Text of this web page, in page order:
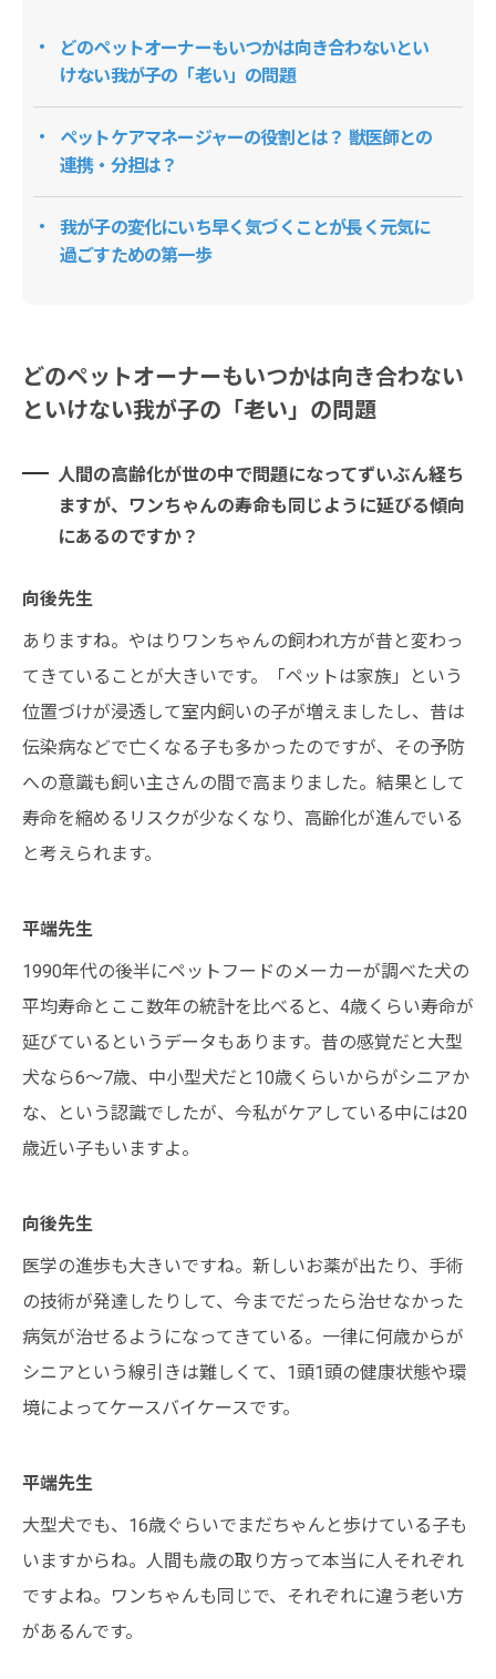
どのペットオーナーもいつかは向き合わないとい
けない我が子の「老い」の問題
ペットケアマネージャーの役割とは？ 獣医師との
連携・分担は？
我が子の変化にいち早く気づくことが長く元気に
過ごすための第一歩
どのペットオーナーもいつかは向き合わない
といけない我が子の「老い」の問題
人間の高齢化が世の中で問題になってずいぶん経ち
ますが、ワンちゃんの寿命も同じように延びる傾向
にあるのですか？
向後先生
ありますね。やはりワンちゃんの飼われ方が昔と変わっ
てきていることが大きいです。「ペットは家族」という
位置づけが浸透して室内飼いの子が増えましたし、昔は
伝染病などで亡くなる子も多かったのですが、その予防
への意識も飼い主さんの間で高まりました。結果として
寿命を縮めるリスクが少なくなり、高齢化が進んでいる
と考えられます。
平端先生
1990年代の後半にペットフードのメーカーが調べた犬の
平均寿命とここ数年の統計を比べると、4歳くらい寿命が
延びているというデータもあります。昔の感覚だと大型
犬なら6～7歳、中小型犬だと10歳くらいからがシニアか
な、という認識でしたが、今私がケアしている中には20
歳近い子もいますよ。
向後先生
医学の進歩も大きいですね。新しいお薬が出たり、手術
の技術が発達したりして、今までだったら治せなかった
病気が治せるようになってきている。一律に何歳からが
シニアという線引きは難しくて、1頭1頭の健康状態や環
境によってケースバイケースです。
平端先生
大型犬でも、16歳ぐらいでまだちゃんと歩けている子も
いますからね。人間も歳の取り方って本当に人それぞれ
ですよね。ワンちゃんも同じで、それぞれに違う老い方
があるんです。